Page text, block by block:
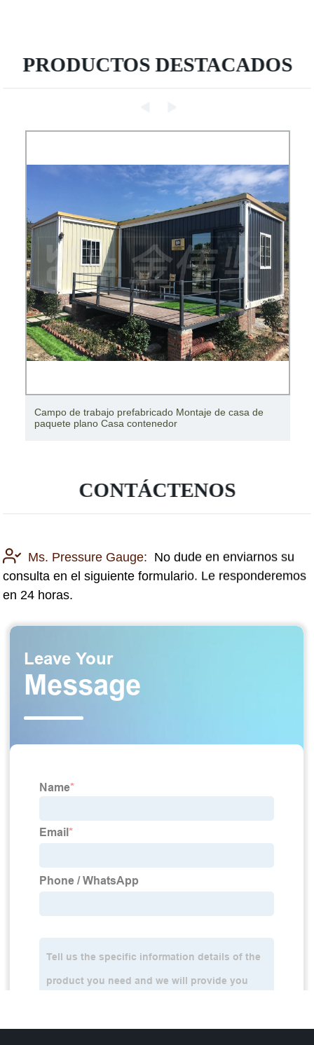
PRODUCTOS DESTACADOS
Campamento de trabajo de casa prefabricada de casa
modular económica K
CONTÁCTENOS
Ms. Pressure Gauge: No dude en enviarnos su
consulta en el siguiente formulario. Le responderemos
en 24 horas.